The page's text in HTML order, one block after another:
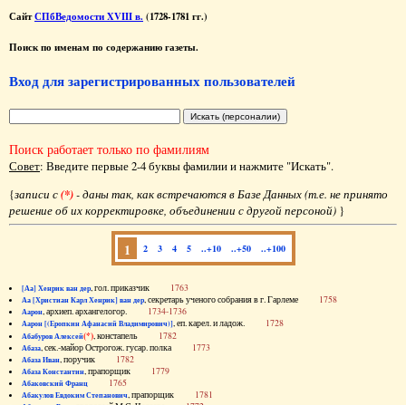
СайтСПбВедомости XVIII в. (1728-1781 гг.)
Поиск по именам по содержанию газеты.
Вход для зарегистрированных пользователей
Поиск работает только по фамилиям
Совет: Введите первые 2-4 буквы фамилии и нажмите "Искать".
{записи с(*)- даны так, как встречаются в Базе Данных (т.е. не принято
решение об их корректировке, объединении с другой персоной) }
1 2 3 4 5 ..+10 ..+50 ..+100
[Аа] Хенрик ван дер, гол. приказчик 1763
Аа [Христиан Карл Хенрик] ван дер, секретарь ученого собрания в г. Гарлеме 1758
Аарон, архиеп. архангелогор. 1734-1736
Аарон [(Еропкин Афанасий Владимирович)], еп. карел. и ладож. 1728
Абабуров Алексей(*), констапель 1782
Абаза, сек.-майор Острогож. гусар. полка 1773
Абаза Иван, поручик 1782
Абаза Константин, прапорщик 1779
Абаковский Франц 1765
Абакулов Евдоким Степанович, прапорщик 1781